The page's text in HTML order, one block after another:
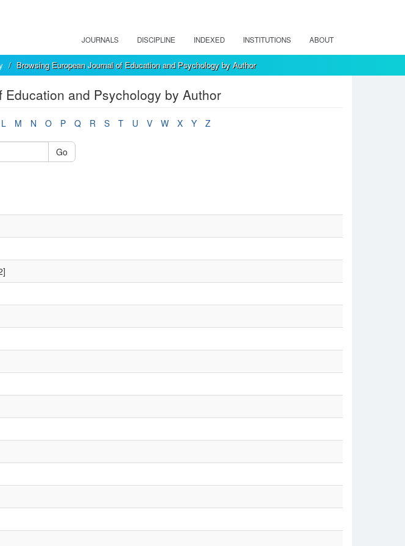
JOURNALS DISCIPLINE INDEXED INSTITUTIONS ABOUT
Browsing European Journal of Education and Psychology by Author
and Psychology by Author
L M N O P Q R S T U V W X Y Z
Go